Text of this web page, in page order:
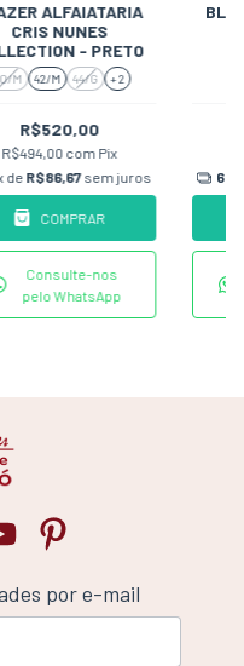
ALFAIATARIA
CRIS NUNES
- PRETO
M 42/M 44/G + 2
R$520,00
R$494,00 com Pix
de R$86,67sem juros
COMPRAR
Consulte-nos
pelo WhatsApp
6
por e-mail